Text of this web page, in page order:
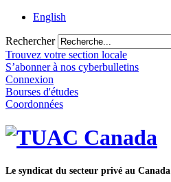
English
Rechercher
Trouvez votre section locale
S’abonner à nos cyberbulletins
Connexion
Bourses d'études
Coordonnées
Le syndicat du secteur privé au Canada